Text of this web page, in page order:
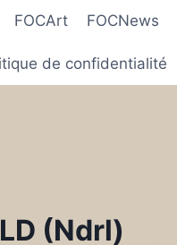
FOCArt FOCNews
de confidentialité
(Ndrl)